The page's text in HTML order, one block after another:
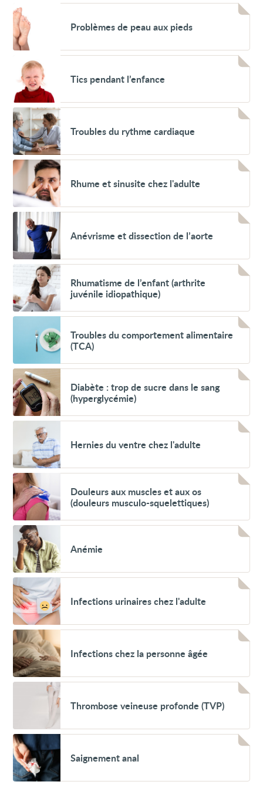
Voir
Problèmes
de
peau
aux
Problèmes de peau aux pieds
Voir
Tics
pendant
l’enfance
Tics pendant l’enfance
Voir
Troubles
du
rythme
cardiaque
Troubles du rythme cardiaque
Voir
Rhume
sinusite
chez
l'adulte
Rhume et sinusite chez l'adulte
Voir
Anévrisme
et
dissection
de
l’aorte
Anévrisme et dissection de l’aorte
Rhumatisme
de
l’enfant
(arthrite
juvénile
Rhumatisme de l’enfant (arthrite
juvénile idiopathique)
Voir
Troubles
comportement
(TCA)
Troubles du comportement alimentaire
(TCA)
Voir
Diabète
:
trop
de
sucre
sang
(hyperglycémie)
Diabète : trop de sucre dans le sang
(hyperglycémie)
Hernies
ventre
chez
l'adulte
Hernies du ventre chez l'adulte
Voir
Douleurs
aux
muscles
et
aux
os
(douleurs
musculo-
squelettiques)
Douleurs aux muscles et aux os
(douleurs musculo-squelettiques)
Voir
Anémie
Anémie
Voir
Infections
urinaires
chez
l'adulte
Infections urinaires chez l'adulte
Voir
Infections
chez
la
personne
âgée
Infections chez la personne âgée
Voir
Thrombose
Thrombose veineuse profonde (TVP)
Voir
Saignement
anal
Saignement anal